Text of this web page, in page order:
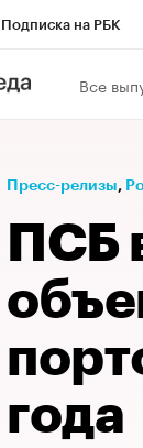
Подписка на РБК
Телеканал
Спецпроекты
Рынок наличной
Все
Пресс-релизы⁠,
ПСБ
года